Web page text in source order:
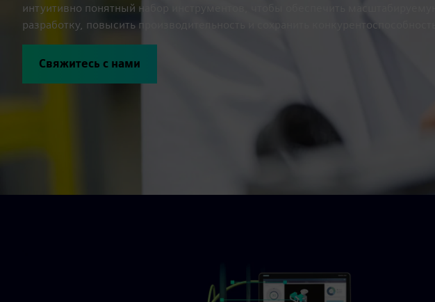
интуитивно понятный набор инструментов, чтобы обеспечить масштабируемую
разработку, повысить производительность и сохранить конкурентоспособность.
Свяжитесь с нами